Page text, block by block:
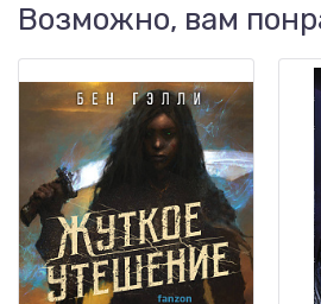
Возможно, вам